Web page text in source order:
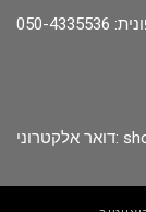
דואר אלקטרוני: